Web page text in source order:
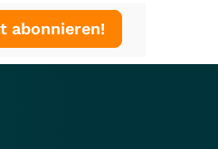
abonnieren!